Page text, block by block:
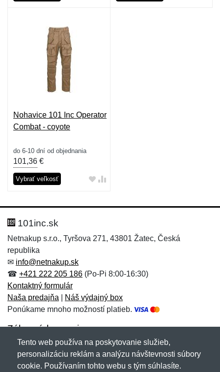
Nohavice 101 Inc Operator
Combat - coyote
do 6-10 dní od objednania
101,36 €
Vybrať veľkosť
101inc.sk
Netnakup s.r.o., Tyršova 271, 43801 Žatec, Česká
republika
✉ info@netnakup.sk
☎ +421 222 205 186 (Po-Pi 8:00-16:30)
Kontaktný formulár
Naša predajňa
Náš výdajný box
Ponúkame mnoho možností platieb.
Zákaznícky servis
Novinky emailom
Tento web používa na poskytovanie služieb,
personalizáciu reklám a analýzu návštevnosti súbory
cookie. Používaním tohto webu s tým súhlasíte.